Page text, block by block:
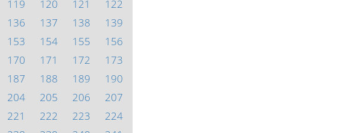
119 120 121
122
136 137 138
139
153 154 155
156
170 171 172
173
187 188 189
190
204 205 206
207
221 222 223
224